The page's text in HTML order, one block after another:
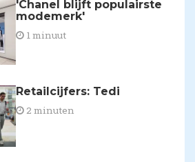
'Chanel blijft populairste
modemerk'
1 minuut
Retailcijfers: Tedi
2 minuten